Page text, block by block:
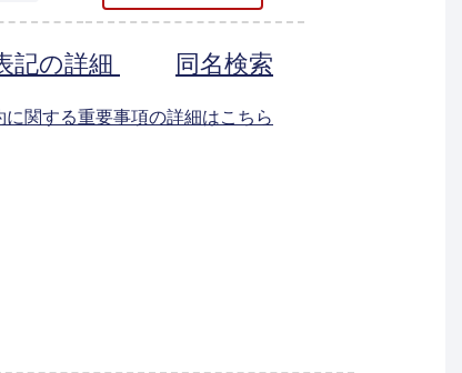
記の詳細 同名検索
関する重要事項の詳細はこちら